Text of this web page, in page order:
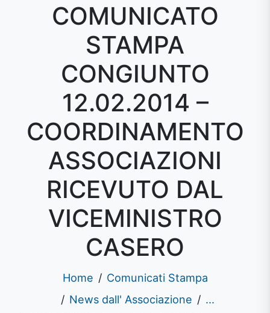
COMUNICATO
STAMPA
CONGIUNTO
12.02.2014 –
COORDINAMENTO
ASSOCIAZIONI
RICEVUTO DAL
VICEMINISTRO
CASERO
Home
Comunicati Stampa
News dall' Associazione
...